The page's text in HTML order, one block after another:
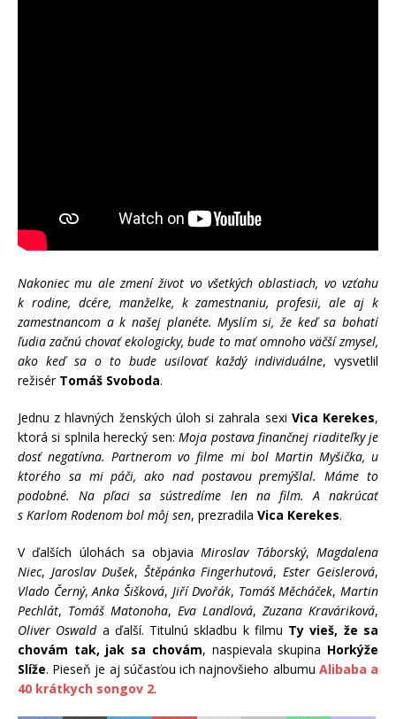
Nakoniec mu ale zmení život vo všetkých oblastiach, vo vzťahu
k rodine, dcére, manželke, k zamestnaniu, profesii, ale aj k
zamestnancom a k našej planéte. Myslím si, že keď sa bohatí
ľudia začnú chovať ekologicky, bude to mať omnoho väčší zmysel,
ako keď sa o to bude usilovať každý individuálne, vysvetlil
režisér Tomáš Svoboda.
Jednu z hlavných ženských úloh si zahrala sexi Vica Kerekes,
ktorá si splnila herecký sen:Moja postava finančnej riaditeľky je
dosť negatívna. Partnerom vo filme mi bol Martin Myšička, u
ktorého sa mi páči, ako nad postavou premýšlal. Máme to
podobné. Na pľaci sa sústredíme len na film. A nakrúcať
s Karlom Rodenom bol môj sen, prezradila Vica Kerekes.
V ďalších úlohách sa objaviaMiroslav Táborský,Magdalena
Niec, Jaroslav Dušek, Štěpánka Fingerhutová, Ester Geislerová,
Vlado Černý,Anka Šišková, Jiří Dvořák, Tomáš Měcháček, Martin
Pechlát, Tomáš Matonoha, Eva Landlová, Zuzana Kraváriková,
Oliver Oswalda ďalší. Titulnú skladbu k filmu Ty vieš, že sa
chovám tak, jak sa chovám, naspievala skupina Horkýže
Slíže. Pieseň je aj súčasťou ich najnovšieho albumu Alibaba a
40 krátkych songov 2.